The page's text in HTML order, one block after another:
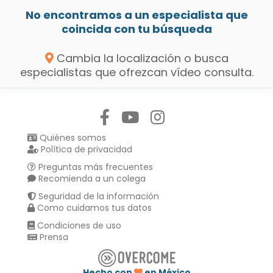
No encontramos a un especialista que
coincida con tu búsqueda
Cambia la localización o busca
especialistas que ofrezcan vídeo consulta.
Quiénes somos
Política de privacidad
Preguntas más frecuentes
Recomienda a un colega
Seguridad de la información
Como cuidamos tus datos
Condiciones de uso
Prensa